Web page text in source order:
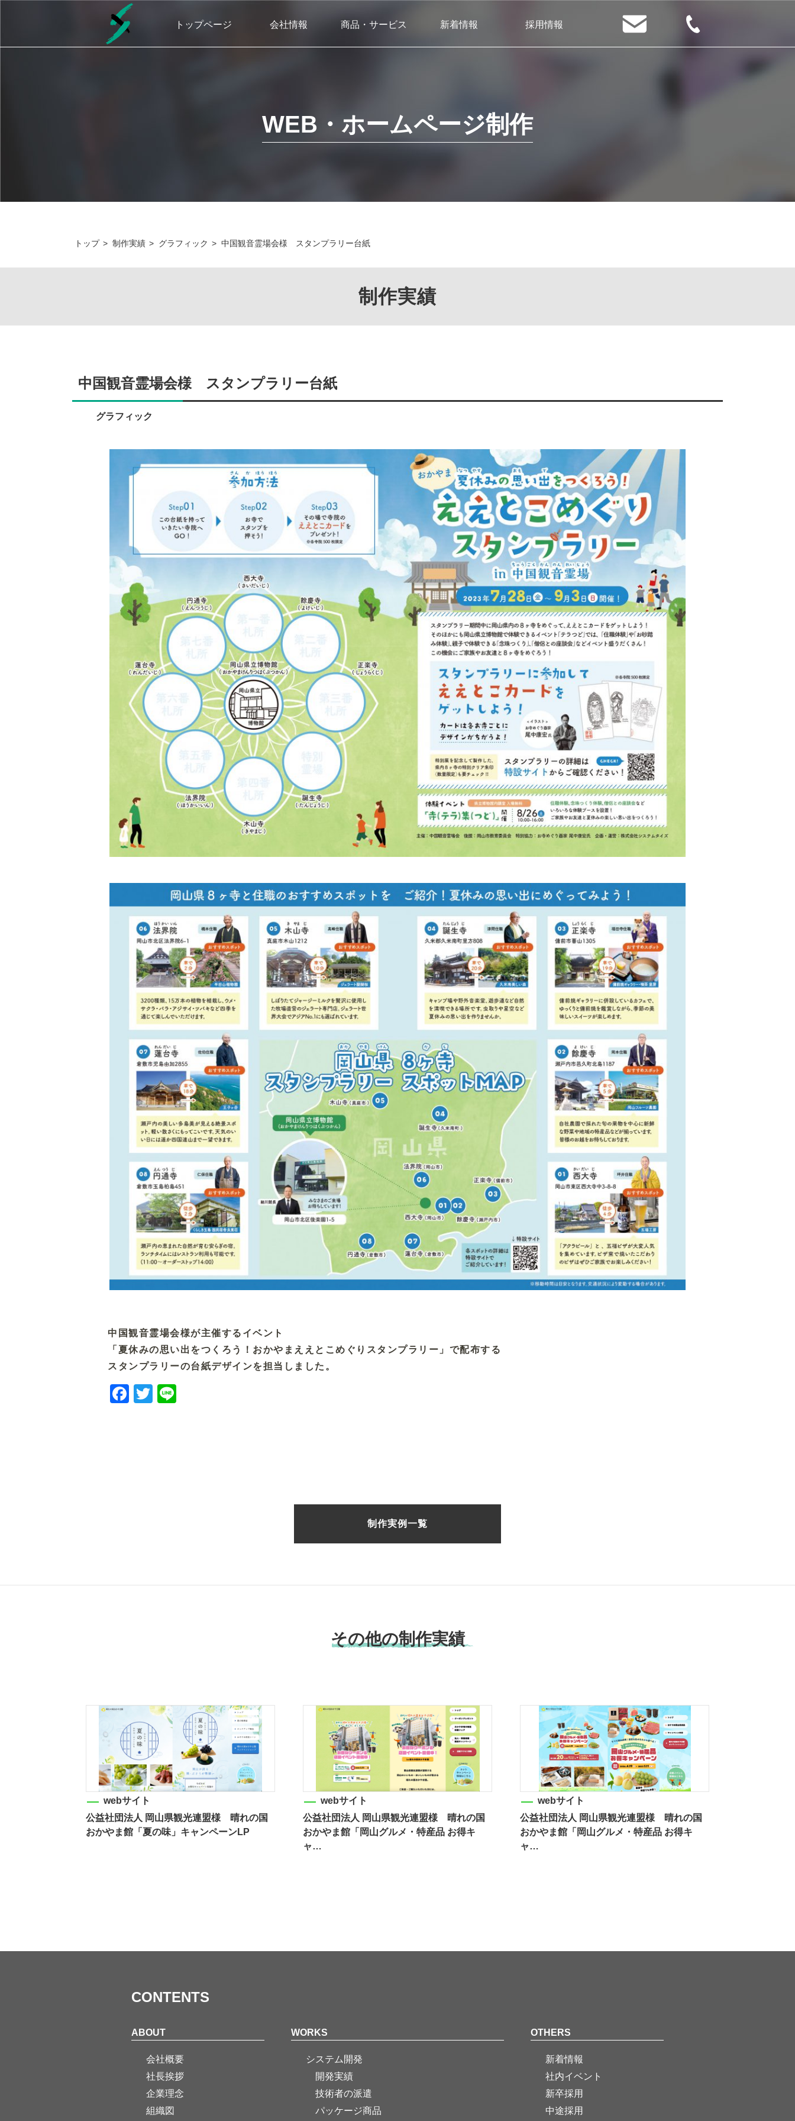
トップページ 会社情報 商品・サービス 新着情報 採用情報
WEB・ホームページ制作
トップ > 制作実績 > グラフィック > 中国観音霊場会様 スタンプラリー台紙
制作実績
中国観音霊場会様 スタンプラリー台紙
グラフィック
中国観音霊場会様が主催するイベント
「夏休みの思い出をつくろう！おかやまええとこめぐりスタンプラリー」で配布する
スタンプラリーの台紙デザインを担当しました。
Facebook
Twitter
制作実例一覧
その他の制作実績
webサイト
公益社団法人 岡山県観光連盟様 晴れの国
おかやま館「夏の味」キャンペーンLP
webサイト
公益社団法人 岡山県観光連盟様 晴れの国
おかやま館「岡山グルメ・特産品 お得キ
ャ…
webサイト
公益社団法人 岡山県観光連盟様 晴れの国
おかやま館「岡山グルメ・特産品 お得キ
ャ…
CONTENTS
ABOUT
会社概要
社長挨拶
企業理念
組織図
WORKS
システム開発
開発実績
技術者の派遣
パッケージ商品
OTHERS
新着情報
社内イベント
新卒採用
中途採用